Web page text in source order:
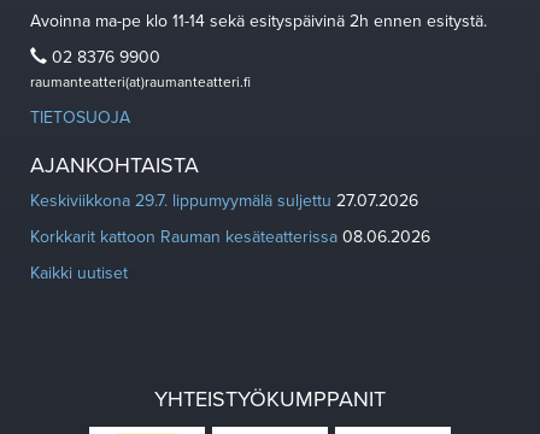
Avoinna ma-pe klo 11-14 sekä esityspäivinä 2h ennen esitystä.
02 8376 9900
raumanteatteri(at)raumanteatteri.fi
TIETOSUOJA
AJANKOHTAISTA
Keskiviikkona 29.7. lippumyymälä suljettu 27.07.2026
Korkkarit kattoon Rauman kesäteatterissa 08.06.2026
Kaikki uutiset
YHTEISTYÖKUMPPANIT